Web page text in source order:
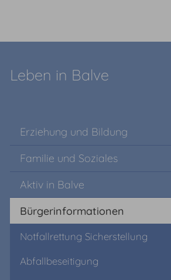
Leben in Balve
Erziehung und Bildung
Familie und Soziales
Aktiv in Balve
Bürgerinformationen
Notfallrettung Sicherstellung
Abfallbeseitigung